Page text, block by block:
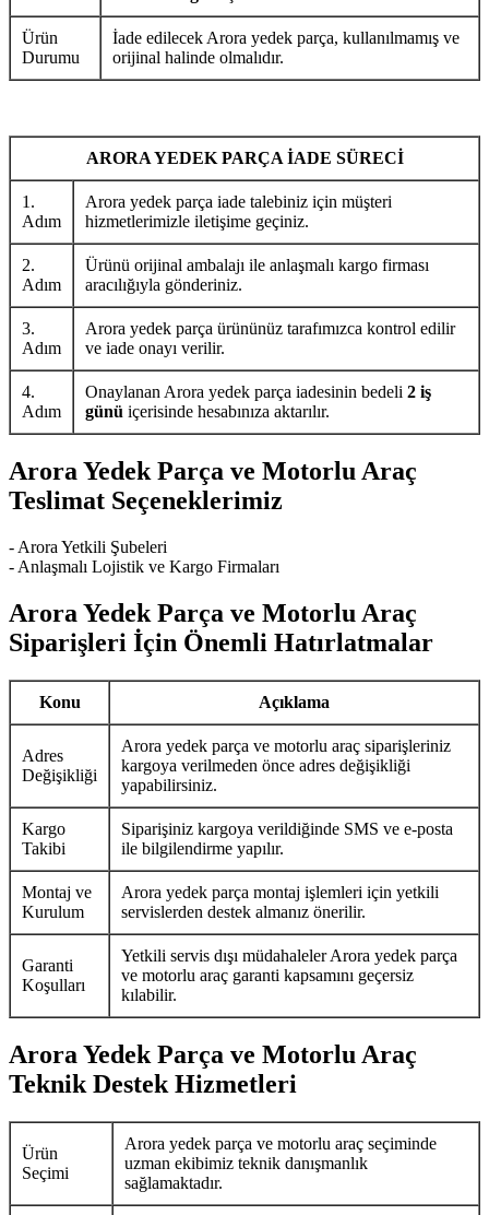
Ürün
Durumu
İade edilecek Arora yedek parça, kullanılmamış ve
orijinal halinde olmalıdır.
ARORA YEDEK PARÇA İADE SÜRECİ
1.
Adım
Arora yedek parça iade talebiniz için müşteri
hizmetlerimizle iletişime geçiniz.
2.
Adım
Ürünü orijinal ambalajı ile anlaşmalı kargo firması
aracılığıyla gönderiniz.
3.
Adım
Arora yedek parça ürününüz tarafımızca kontrol edilir
ve iade onayı verilir.
4.
Adım
Onaylanan Arora yedek parça iadesinin bedeli 2 iş
günü içerisinde hesabınıza aktarılır.
Arora Yedek Parça ve Motorlu Araç
Teslimat Seçeneklerimiz
- Arora Yetkili Şubeleri
- Anlaşmalı Lojistik ve Kargo Firmaları
Arora Yedek Parça ve Motorlu Araç
Siparişleri İçin Önemli Hatırlatmalar
Konu Açıklama
Adres
Değişikliği
Arora yedek parça ve motorlu araç siparişleriniz
kargoya verilmeden önce adres değişikliği
yapabilirsiniz.
Kargo
Takibi
Siparişiniz kargoya verildiğinde SMS ve e-posta
ile bilgilendirme yapılır.
Montaj ve
Kurulum
Arora yedek parça montaj işlemleri için yetkili
servislerden destek almanız önerilir.
Garanti
Koşulları
Yetkili servis dışı müdahaleler Arora yedek parça
ve motorlu araç garanti kapsamını geçersiz
kılabilir.
Arora Yedek Parça ve Motorlu Araç
Teknik Destek Hizmetleri
Ürün
Seçimi
Arora yedek parça ve motorlu araç seçiminde
uzman ekibimiz teknik danışmanlık
sağlamaktadır.